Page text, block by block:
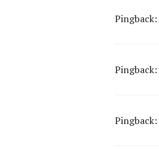
Pingback:
Pingback:
Pingback: